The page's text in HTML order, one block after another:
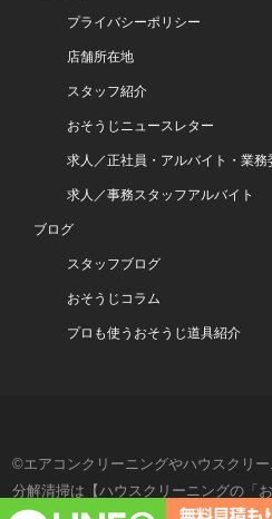
プライバシーポリシー
店舗所在地
スタッフ紹介
おそうじニュースレター
求人／正社員・アルバイト・業
求人／事務スタッフアルバイト
ブログ
スタッフブログ
おそうじコラム
プロも使うおそうじ道具紹介
©エアコンクリーニングやハウスクリ
分解清掃は【ハウスクリーニングの「